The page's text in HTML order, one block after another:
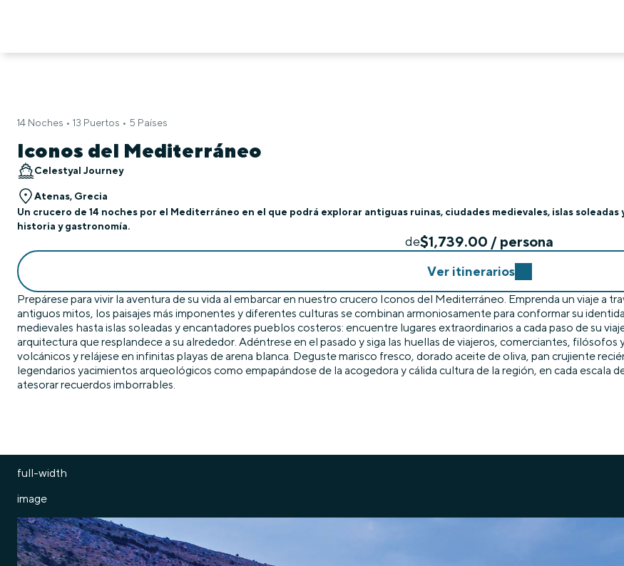
14 Noches • 13 Puertos • 5 Países
Iconos del Mediterráneo
Celestyal Journey
Atenas, Grecia
Un crucero de 14 noches por el Mediterráneo en el que podrá explorar antiguas ruinas, ciudades medievales, islas
historia y gastronomía.
de$1,739.00 / persona
Ver itinerarios
Prepárese para vivir la aventura de su vida al embarcar en nuestro crucero Iconos del Mediterráneo. Emprenda un viaje a
antiguos mitos, los paisajes más imponentes y diferentes culturas se combinan armoniosamente para conformar su
medievales hasta islas soleadas y encantadores pueblos costeros: encuentre lugares extraordinarios a cada paso de su
arquitectura que resplandece a su alrededor. Adéntrese en el pasado y siga las huellas de viajeros, comerciantes,
volcánicos y relájese en infinitas playas de arena blanca. Deguste marisco fresco, dorado aceite de oliva, pan crujiente
legendarios yacimientos arqueológicos como empapándose de la acogedora y cálida cultura de la región, en cada escala
atesorar recuerdos imborrables.
full-width
image